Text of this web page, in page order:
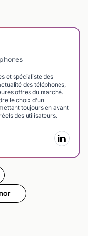
et spécialiste des
des téléphones,
offres du marché.
le choix d’un
toujours en avant
des utilisateurs.